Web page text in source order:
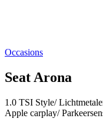
Occasions
Seat Arona
1.0 TSI Style/
Apple carplay/